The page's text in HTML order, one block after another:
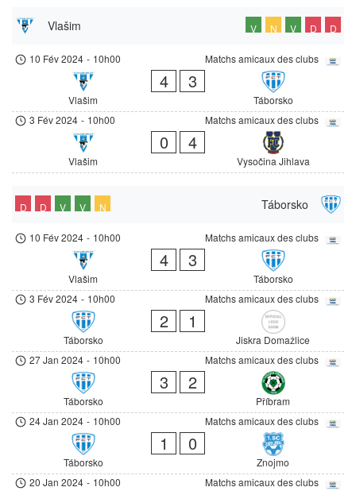
Vlašim V N V D D
Matchs amicaux des clubs
10 Fév 2024 - 10h00
Vlašim
4 3
Táborsko
Matchs amicaux des clubs
3 Fév 2024 - 10h00
Vlašim
0 4
Vysočina Jihlava
Táborsko
D D V V N
Matchs amicaux des clubs
10 Fév 2024 - 10h00
Vlašim
4 3
Táborsko
Matchs amicaux des clubs
3 Fév 2024 - 10h00
Táborsko
2 1
Jiskra Domažlice
Matchs amicaux des clubs
27 Jan 2024 - 10h00
Táborsko
3 2
Příbram
Matchs amicaux des clubs
24 Jan 2024 - 10h00
Táborsko
1 0
Znojmo
Matchs amicaux des clubs
20 Jan 2024 - 10h00